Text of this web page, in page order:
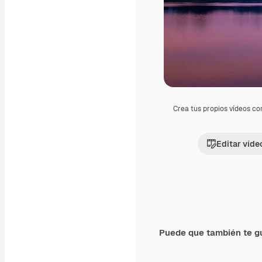
Crea tus propios vídeos
Editar
Puede que también te